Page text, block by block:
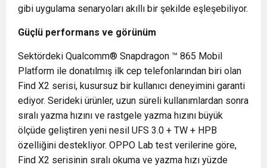
gibi uygulama senaryoları akıllı bir şekilde eşleşebiliyor.
Güçlü performans ve görünüm
Sektördeki Qualcomm® Snapdragon ™ 865 Mobil
Platform ile donatılmış ilk cep telefonlarından biri olan
Find X2 serisi, kusursuz bir kullanıcı deneyimini garanti
ediyor. Serideki ürünler, uzun süreli kullanımlardan sonra
sıralı yazma hızını ve rastgele yazma hızını büyük
ölçüde geliştiren yeni nesil UFS 3.0 + TW + HPB
özelliğini destekliyor. OPPO Lab test verilerine göre,
Find X2 serisinin sıralı okuma ve yazma hızı yüzde